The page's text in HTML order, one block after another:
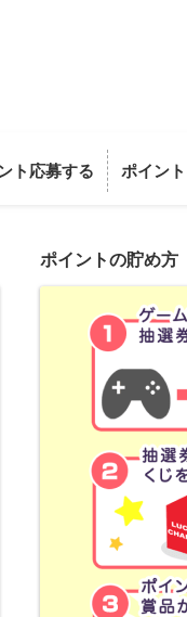
ト応募する ポイン
ポイントの貯め方